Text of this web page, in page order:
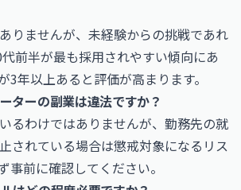
りませんが、未経験からの挑戦であれ
前半が最も採用されやすい傾向にあ
3年以上あると評価が高まります。
ターの副業は違法ですか？
るわけではありませんが、勤務先の就
されている場合は懲戒対象になるリス
事前に確認してください。